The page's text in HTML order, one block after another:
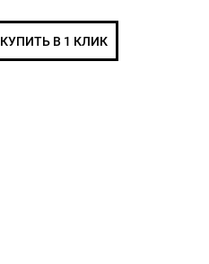
КУПИТЬ В 1 КЛИК